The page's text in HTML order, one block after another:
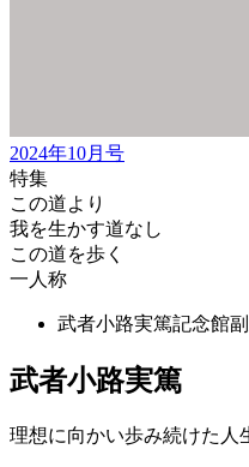
2024年10月号
特集
この道より
我を生かす道なし
この道を歩く
一人称
武者小路実篤記念館
武者小路実篤
理想に向かい歩み続けた人